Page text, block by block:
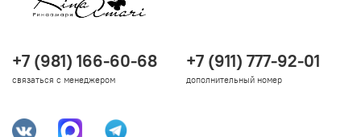
+7 (981) 166-60-68
связаться с менеджером
+7 (911) 777-92-01
дополнительный номер